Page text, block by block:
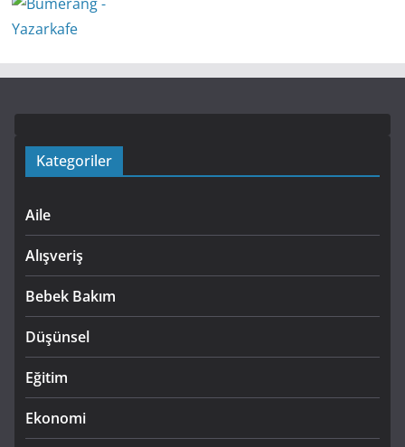
Kategoriler
Aile
Alışveriş
Bebek Bakım
Düşünsel
Eğitim
Ekonomi